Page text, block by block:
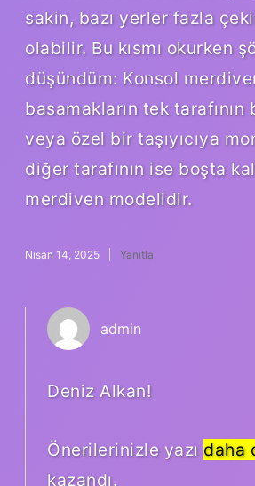
sakin, bazı yerler fazla
olabilir. Bu kısmı okurken
düşündüm: Konsol
basamakların tek
veya özel bir taşıyıcıya
diğer tarafının ise boşta
merdiven modelidir.
Nisan 14, 2025 Yanıtla
admin
Deniz Alkan!
Önerilerinizle yazı daha
kazandı.